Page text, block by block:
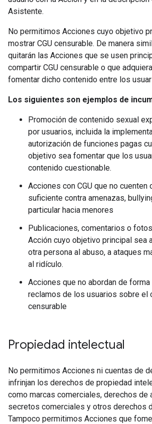
Asistente.
No permitimos Acciones cuyo objetivo
mostrar CGU censurable. De manera
quitarán las Acciones que se usen
compartir CGU censurable o que
fomentar dicho contenido entre los
Los siguientes son ejemplos de
Promoción de contenido sexual
por usuarios, incluida la
autorización de funciones pagas
objetivo sea fomentar que los
contenido cuestionable.
Acciones con CGU que no cuenten
suficiente contra amenazas,
particular hacia menores
Publicaciones, comentarios o
Acción cuyo objetivo principal sea
otra persona al abuso, a ataques
al ridículo.
Acciones que no abordan de
reclamos de los usuarios sobre el
censurable
Propiedad intelectual
No permitimos Acciones ni cuentas de
infrinjan los derechos de propiedad
como marcas comerciales, derechos de
secretos comerciales y otros derechos
Tampoco permitimos Acciones que